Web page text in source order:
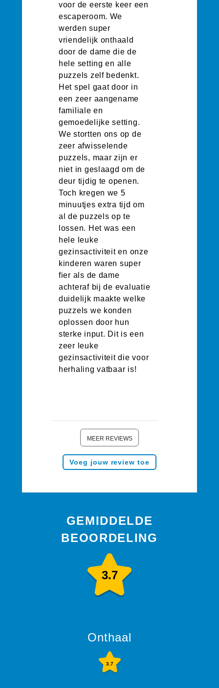
voor de eerste keer een
escaperoom. We
werden super
vriendelijk onthaald
door de dame die de
hele setting en alle
puzzels zelf bedenkt.
Het spel gaat door in
een zeer aangename
familiale en
gemoedelijke setting.
We stortten ons op de
zeer afwisselende
puzzels, maar zijn er
niet in geslaagd om de
deur tijdig te openen.
Toch kregen we 5
minuutjes extra tijd om
al de puzzels op te
lossen. Het was een
hele leuke
gezinsactiviteit en onze
kinderen waren super
fier als de dame
achteraf bij de evaluatie
duidelijk maakte welke
puzzels we konden
oplossen door hun
sterke input. Dit is een
zeer leuke
gezinsactiviteit die voor
herhaling vatbaar is!
MEER REVIEWS
Voeg jouw review toe
GEMIDDELDE
BEOORDELING
3.7
Onthaal
3.7